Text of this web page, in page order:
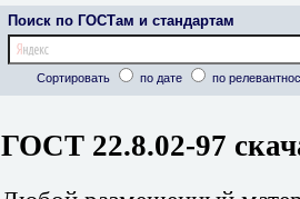
Поиск по ГОСТам и стандартам
Сортировать по дате по
ГОСТ 22.8.02-97